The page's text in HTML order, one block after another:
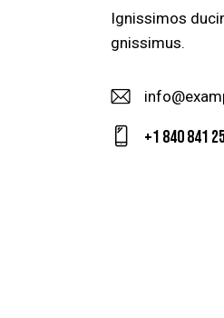
Ignissimos
gnissimus.
E-
m
+1 840 841